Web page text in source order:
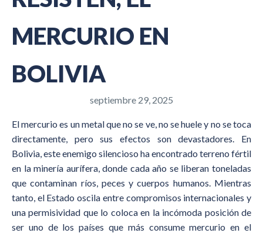
MERCURIO EN
BOLIVIA
septiembre 29, 2025
El mercurio es un metal que no se ve, no se huele y no se toca
directamente, pero sus efectos son devastadores. En
Bolivia, este enemigo silencioso ha encontrado terreno fértil
en la minería aurífera, donde cada año se liberan toneladas
que contaminan ríos, peces y cuerpos humanos. Mientras
tanto, el Estado oscila entre compromisos internacionales y
una permisividad que lo coloca en la incómoda posición de
ser uno de los países que más consume mercurio en el